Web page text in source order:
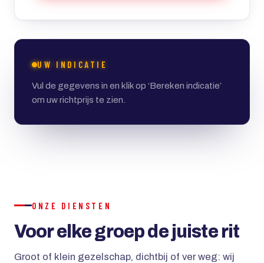
UW INDICATIE
Vul de gegevens in en klik op ‘Bereken indicatie’
om uw richtprijs te zien.
ONZE DIENSTEN
Voor elke groep de juiste rit
Groot of klein gezelschap, dichtbij of ver weg: wij